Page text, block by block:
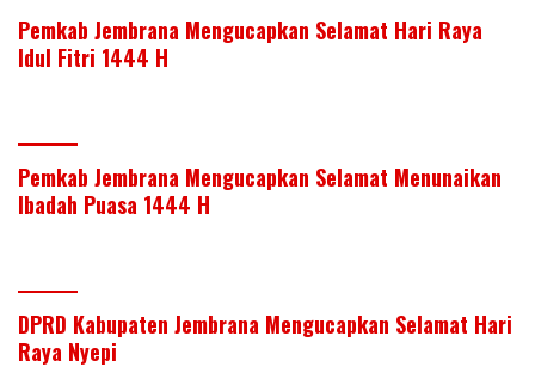
Pemkab Jembrana Mengucapkan Selamat Hari Raya
Idul Fitri 1444 H
Pemkab Jembrana Mengucapkan Selamat Menunaikan
Ibadah Puasa 1444 H
DPRD Kabupaten Jembrana Mengucapkan Selamat Hari
Raya Nyepi